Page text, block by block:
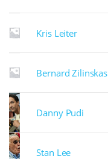
Kris Leiter
Bernard Zilinskas
Danny Pudi
Stan Lee